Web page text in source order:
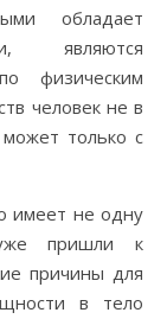
обладает
являются
физическим
человек не в
только с
имеет не одну
пришли к
причины для
в тело